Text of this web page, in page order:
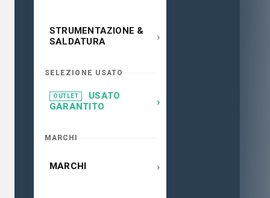
STRUMENTAZIONE &
SALDATURA
›
SELEZIONE USATO
OUTLET
USATO
GARANTITO
›
MARCHI
MARCHI ›